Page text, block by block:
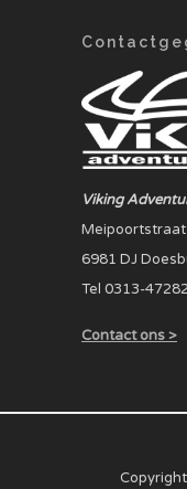
Viking
Meipoortstraat
6981 DJ
Tel 0313-
Contact ons >